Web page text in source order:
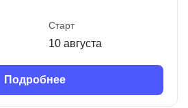
Старт
10 августа
Подробнее